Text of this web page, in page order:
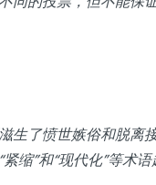
生了愤世嫉俗和脱离
缩”和“现代化”等术